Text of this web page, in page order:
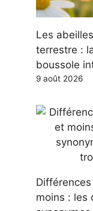
Les
terrestre :
boussole
9 août 2026
moins : les